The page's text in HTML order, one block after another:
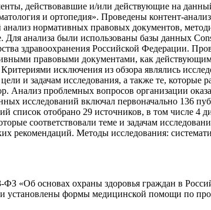
действовавшие и/или действующие на
и ортопедия». Проведены контент-
нормативных правовых документов,
анализа были использованы базы данных
здравоохранения Российской Федерации.
правовыми документами, как
исключения из обзора являлись
и задачам исследования, а также те, которые
Анализ проблемных вопросов организации
исследований включал первоначально 136
список отобрано 29 источников, в том числе 4
соответствовали теме и задачам
рекомендаций. Методы исследования:
«Об основах охраны здоровья граждан в
установлены формы медицинской помощи по